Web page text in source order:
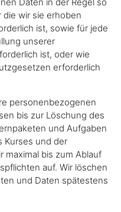
wir sie erhoben
ist, sowie für jede
unserer
ist, oder wie
erforderlich
personenbezogenen
bis zur Löschung des
und Aufgaben
Kurses und der
maximal bis zum Ablauf
auf. Wir löschen
und Daten spätestens